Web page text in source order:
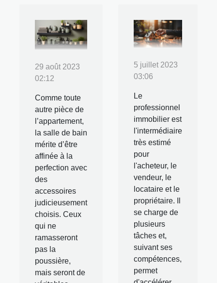
29 août 2023
02:12
Comme toute
autre pièce de
l’appartement,
la salle de bain
mérite d’être
affinée à la
perfection avec
des
accessoires
judicieusement
choisis. Ceux
qui ne
ramasseront
pas la
poussière,
mais seront de
5 juillet 2023
03:06
Le
professionnel
immobilier est
l'intermédiaire
très estimé
pour
l'acheteur, le
vendeur, le
locataire et le
propriétaire. Il
se charge de
plusieurs
tâches et,
suivant ses
compétences,
permet